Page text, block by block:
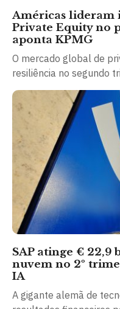
Américas lideram
Private Equity no
aponta KPMG
O mercado global de
resiliência no segundo
SAP atinge € 22,9
nuvem no 2º
IA
A gigante alemã de